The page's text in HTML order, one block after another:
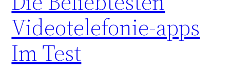
Videotelefonie-apps
Im Test